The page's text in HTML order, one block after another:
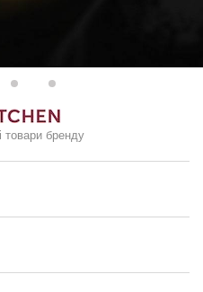
товари бренду